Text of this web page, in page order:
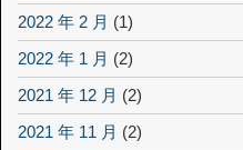
2022 年 2 月 (1)
2022 年 1 月 (2)
2021 年 12 月 (2)
2021 年 11 月 (2)